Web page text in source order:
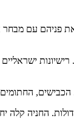
פניהם עם
החניה קלה